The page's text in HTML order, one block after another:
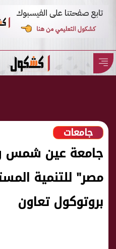
جامعات
جامعة عين شمس
مصر" للتنمية
بروتوكول تعاون